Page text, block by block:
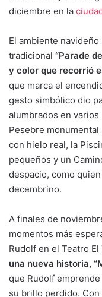
diciembre en la
El ambiente
tradicional “Parade
y color que recorrió
que marca el
gesto simbólico dio
alumbrados en
Pesebre
con hielo real, la
pequeños y un
despacio, como
decembrino.
A finales de
momentos más
Rudolf en el Teatro El
una nueva historia,
que Rudolf
su brillo perdido.